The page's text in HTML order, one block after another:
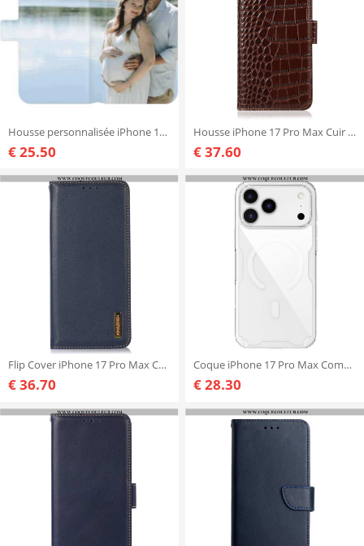
Housse personnalisée iPhone 17 Pro Max
€ 25.50
Housse iPhone 17 Pro Max Cuir Texture Crocodile
€ 37.60
Flip Cover iPhone 17 Pro Max Cuir Premium KHAZNEH
€ 36.70
Coque iPhone 17 Pro Max Compatible MagSafe Nature Pro Series NILLKIN
€ 28.30